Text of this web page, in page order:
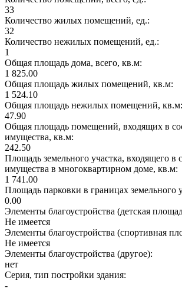
33
Количество жилых помещений, ед.:
32
Количество нежилых помещений, ед.:
1
Общая площадь дома, всего, кв.м:
1 825.00
Общая площадь жилых помещений, кв.м:
1 524.10
Общая площадь нежилых помещений, кв.м:
47.90
Общая площадь помещений, входящих в
имущества, кв.м:
242.50
Площадь земельного участка, входящего в
имущества в многоквартирном доме, кв.м:
1 741.00
Площадь парковки в границах земельного
0.00
Элементы благоустройства (детская
Не имеется
Элементы благоустройства (спортивная
Не имеется
Элементы благоустройства (другое):
нет
Серия, тип постройки здания:
-